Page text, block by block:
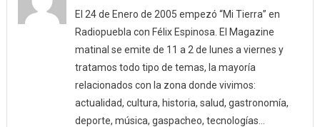
El 24 de Enero de 2005 empezó “Mi Tierra” en
Radiopuebla con Félix Espinosa. El Magazine
matinal se emite de 11 a 2 de lunes a viernes y
tratamos todo tipo de temas, la mayoría
relacionados con la zona donde vivimos:
actualidad, cultura, historia, salud, gastronomía,
deporte, música, gaspacheo, tecnologías…